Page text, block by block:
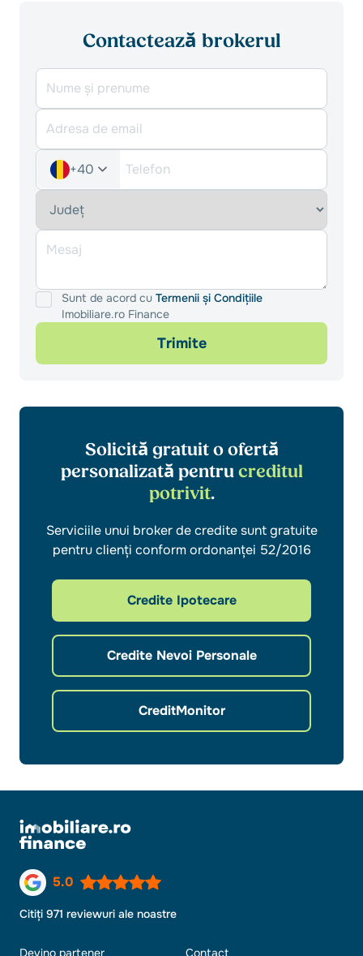
Contactează brokerul
+40
Sunt de acord cu Termenii și Condițiile
Imobiliare.ro Finance
Trimite
Solicită gratuit o ofertă
personalizată pentrucreditul
potrivit.
Serviciile unui broker de credite sunt gratuite
pentru clienți conform ordonanței 52/2016
Credite Ipotecare
Credite Nevoi Personale
CreditMonitor
5.0
Citiți 971 reviewuri ale noastre
Devino partener Contact